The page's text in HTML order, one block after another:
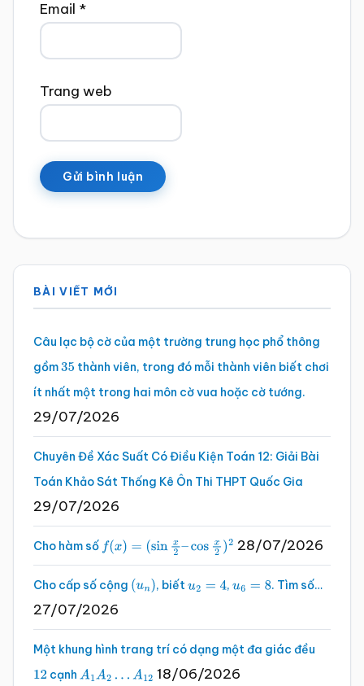
Email *
Trang web
Sidebar
chính
BÀI VIẾT MỚI
Câu lạc bộ cờ của một trường trung học phổ thông
gồm35 thành viên, trong đó mỗi thành viên biết chơi
ít nhất một trong hai môn cờ vua hoặc cờ tướng.
29/07/2026
Chuyên Đề Xác Suất Có Điều Kiện Toán 12: Giải Bài
Toán Khảo Sát Thống Kê Ôn Thi THPT Quốc Gia
29/07/2026
Cho hàm số f(x)=(sinx2 –cosx2 )2 28/07/2026
Cho cấp số cộng (un), biếtu2 =4 , u6 =8 . Tìm số…
27/07/2026
Một khung hình trang trí có dạng một đa giác đều
12 cạnh A1A2…A 12 18/06/2026